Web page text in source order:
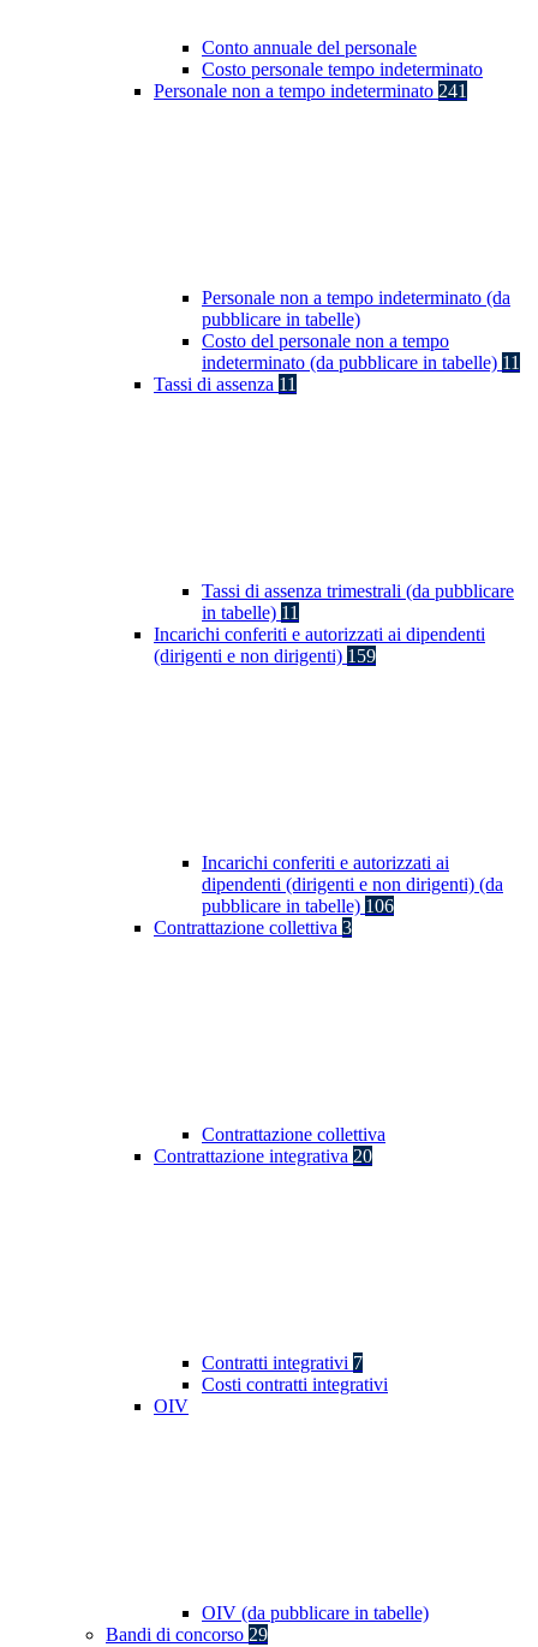
Conto annuale del personale
Costo personale tempo indeterminato
Personale non a tempo indeterminato 241
Personale non a tempo indeterminato (da
pubblicare in tabelle)
Costo del personale non a tempo
indeterminato (da pubblicare in tabelle) 11
Tassi di assenza 11
Tassi di assenza trimestrali (da pubblicare
in tabelle) 11
Incarichi conferiti e autorizzati ai dipendenti
(dirigenti e non dirigenti) 159
Incarichi conferiti e autorizzati ai
dipendenti (dirigenti e non dirigenti) (da
pubblicare in tabelle) 106
Contrattazione collettiva 3
Contrattazione collettiva
Contrattazione integrativa 20
Contratti integrativi 7
Costi contratti integrativi
OIV
OIV (da pubblicare in tabelle)
Bandi di concorso 29